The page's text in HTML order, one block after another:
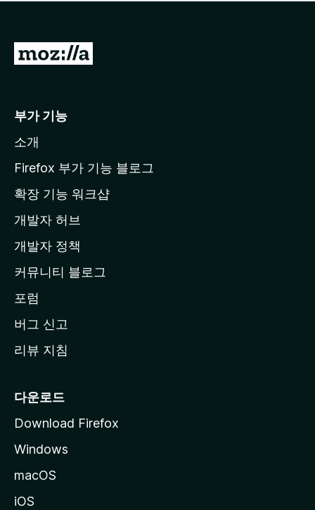
점
습
니
M
l
a
페
이
지
이
동
부가 기능
소개
Firefox 부가 기능 블로그
확장 기능 워크샵
개발자 허브
개발자 정책
커뮤니티 블로그
포럼
버그 신고
리뷰 지침
다운로드
Download Firefox
Windows
macOS
iOS